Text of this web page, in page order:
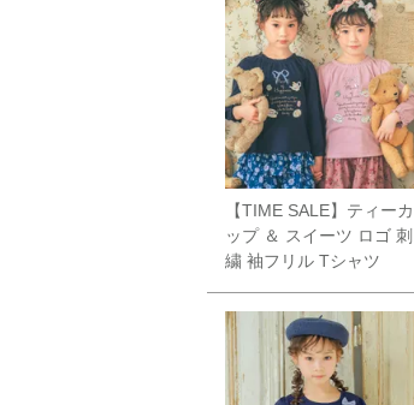
【TIME SALE】ティーカ
ップ ＆ スイーツ ロゴ 刺
繍 袖フリル Tシャツ